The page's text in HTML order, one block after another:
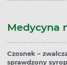
Medycyna
Czosnek –
sprawdzony